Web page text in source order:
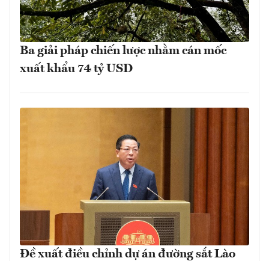
Ba giải pháp chiến lược nhằm cán mốc
xuất khẩu 74 tỷ USD
Đề xuất điều chỉnh dự án đường sắt Lào